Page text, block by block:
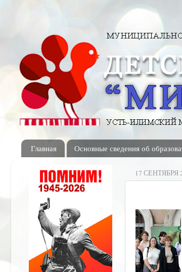
Главная Основные сведения об
17 СЕНТЯБРЯ